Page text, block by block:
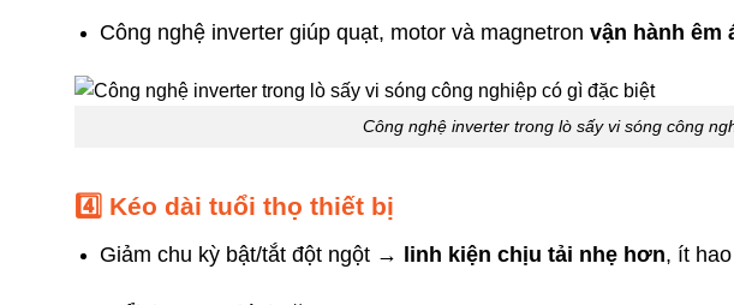
Công nghệ inverter giúp quạt, motor và magnetron vận hành êm
Công nghệ inverter trong lò sấy vi sóng công
4️⃣ Kéo dài tuổi thọ thiết bị
Giảm chu kỳ bật/tắt đột ngột → linh kiện chịu tải nhẹ hơn, ít